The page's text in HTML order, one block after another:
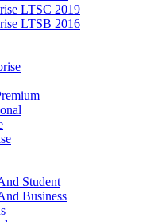
LTSC 2019
LTSB 2016
Student
Business